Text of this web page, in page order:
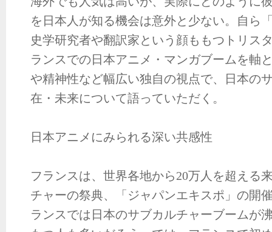
を日本人が知る機会は意外と少ない。自ら
史学研究者や翻訳家という顔ももつトリス
ランスでの日本アニメ・マンガブームを軸
や精神性など幅広い独自の視点で、日本の
在・未来について語っていただく。
日本アニメにみられる深い共感性
フランスは、世界各地から20万人を超える
チャーの祭典、「ジャパンエキスポ」の開
ランスでは日本のサブカルチャーブームが